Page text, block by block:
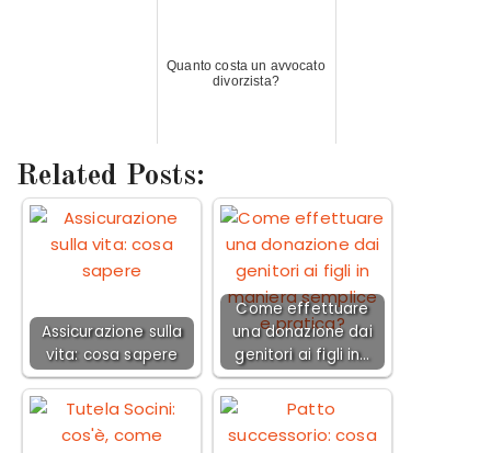
Quanto costa un avvocato
divorzista?
Related Posts:
Assicurazione sulla
vita: cosa sapere
Come effettuare
una donazione dai
genitori ai figli in…